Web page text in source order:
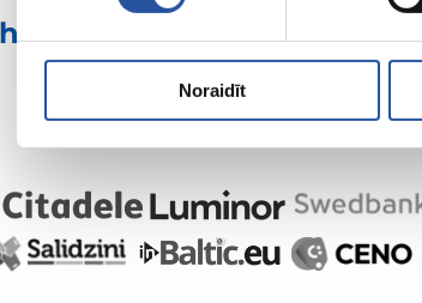
Noraidīt
doma i sada!